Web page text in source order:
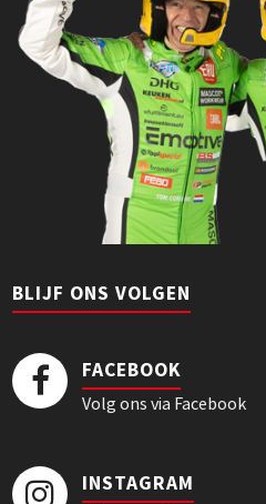
BLIJF ONS VOLGEN
FACEBOOK
Volg ons via Facebook
INSTAGRAM